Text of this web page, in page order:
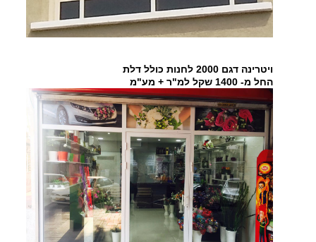
ויטרינה דגם 2000 לחנות כולל דלת
החל מ- 1400 שקל למ"ר + מע"מ